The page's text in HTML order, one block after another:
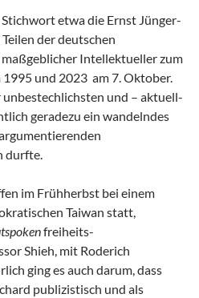
etwa die Ernst Jünger-
der deutschen
Intellektueller zum
und 2023 am 7. Oktober.
und – aktuell-
geradezu ein wandelndes
durfte.
im Frühherbst bei einem
Taiwan statt,
freiheits-
Shieh, mit Roderich
ging es auch darum, dass
publizistisch und als